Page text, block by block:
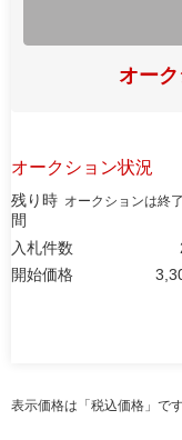
オー
オークション状況
残り時
間
オークションは終
入札件数
開始価格
表示価格は「税込価格」です